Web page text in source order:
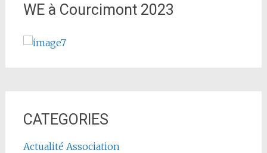
WE à Courcimont 2023
CATEGORIES
Actualité Association